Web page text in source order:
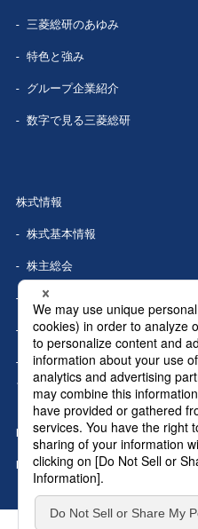
三菱総研のあゆみ
特色と強み
グループ企業紹介
数字で見る三菱総研
株式情報
株式基本情報
株主総会
株式事務手続き
配当情報
株価情報（Yahoo!ファイナン
ス）
IRカレンダー
MRIグランドトップへ